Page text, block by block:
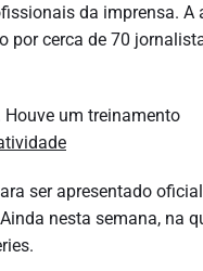
da imprensa. A
por cerca de 70
um treinamento
ser apresentado
nesta semana, na